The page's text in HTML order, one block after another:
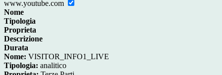
www.youtube.com
Nome
Tipologia
Proprieta
Descrizione
Durata
Nome: VISITOR_INFO1_LIVE
Tipologia: analitico